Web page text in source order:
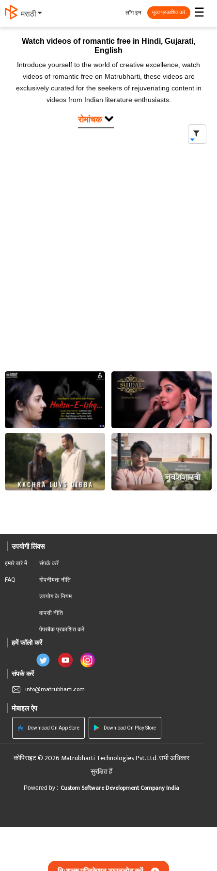
मराठी ☰
लॉग इन मुक्त प्रकाशित करें
Watch videos of romantic free in Hindi, Gujarati,
English
Introduce yourself to the world of creative excellence, watch
videos of romantic free on Matrubharti, these videos are
exclusively curated for the seekers of rejuvenating content in
videos from Indian literature enthusiasts.
रोमांचक
उपयोगी लिंक्स
हमारे बारे में
FAQ
संपर्क करें
गोपनीयता नीति
उपयोग के नियम
वापसी नीति
पेपरबैक प्रकाशित करें
हमें फॉलो करें
संपर्क करें
info@matrubharti.com
मोबाइल ऐप
Download On App Store Download On Play Store
कोपिराइट © 2026 Matrubharti Technologies Pvt. Ltd. सभी अधिकार
सुरक्षित हैं
Powered by : Custom Software Development Company India